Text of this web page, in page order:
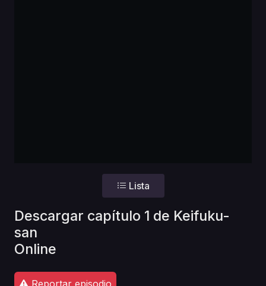
Lista
Descargar capítulo 1 de Keifuku-
san
Online